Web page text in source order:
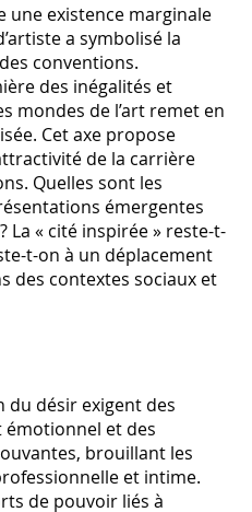
une existence marginale
a symbolisé la
conventions.
des inégalités et
mondes de l’art remet en
Cet axe propose
de la carrière
Quelles sont les
émergentes
« cité inspirée » reste-t-
t-on à un déplacement
des contextes sociaux et
du désir exigent des
et des
brouillant les
et intime.
de pouvoir liés à